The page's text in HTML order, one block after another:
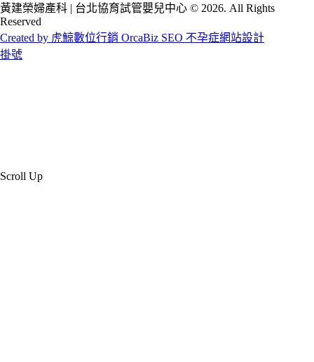
黃建榮婦產科 | 台北協育試管嬰兒中心 © 2026. All Rights
Reserved
Created by 虎鯨數位行銷 OrcaBiz SEO 不孕症網站設計
掛號
Scroll Up